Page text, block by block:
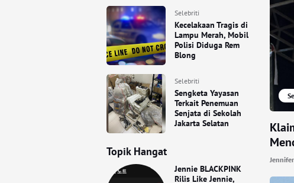
Selebriti
Kecelakaan Tragis di
Lampu Merah, Mobil
Polisi Diduga Rem
Blong
Selebriti
Sengketa Yayasan
Terkait Penemuan
Senjata di Sekolah
Jakarta Selatan
Topik Hangat
Jennie BLACKPINK
Rilis Like Jennie,